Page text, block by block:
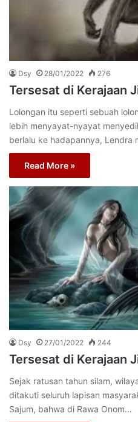
Dsy 28/01/2022 276
Tersesat di Kerajaan
Lolongan itu seperti sebuah
lebih menyayat-nyayat
berlalu ke hadapannya,
Read More »
Dsy 27/01/2022 244
Tersesat di Kerajaan
Sejak ratusan tahun silam,
ditakuti seluruh lapisan
Sajum, bahwa di Rawa Onom…